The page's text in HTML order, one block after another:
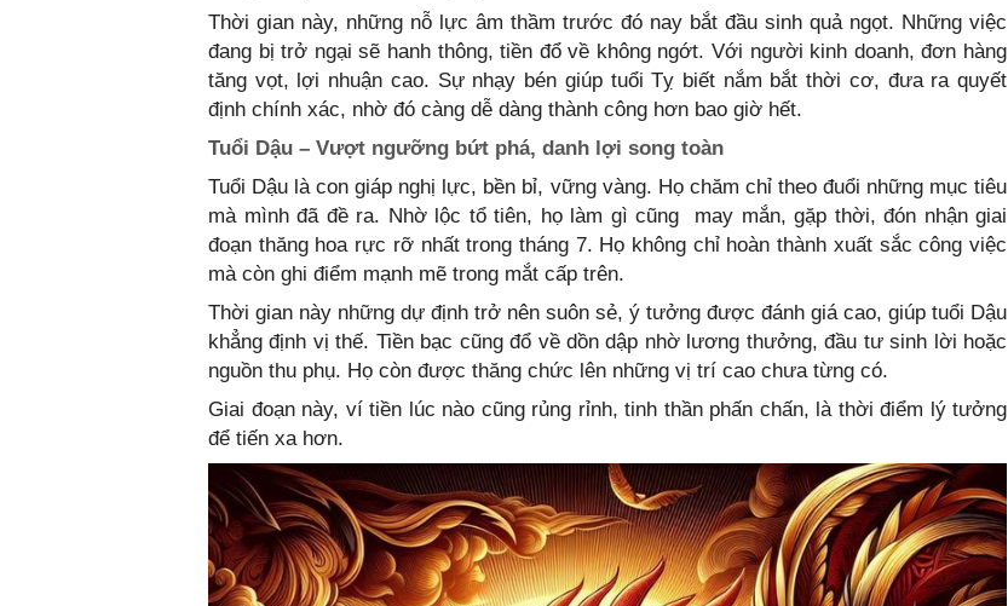
Thời gian này, những nỗ lực âm thầm trước đó nay bắt đầu sinh quả ngọt. Những việc
đang bị trở ngại sẽ hanh thông, tiền đổ về không ngớt. Với người kinh doanh, đơn hàng
tăng vọt, lợi nhuận cao. Sự nhạy bén giúp tuổi Tỵ biết nắm bắt thời cơ, đưa ra quyết
định chính xác, nhờ đó càng dễ dàng thành công hơn bao giờ hết.
Tuổi Dậu – Vượt ngưỡng bứt phá, danh lợi song toàn
Tuổi Dậu là con giáp nghị lực, bền bỉ, vững vàng. Họ chăm chỉ theo đuổi những mục tiêu
mà mình đã đề ra. Nhờ lộc tổ tiên, họ làm gì cũng may mắn, gặp thời, đón nhận giai
đoạn thăng hoa rực rỡ nhất trong tháng 7. Họ không chỉ hoàn thành xuất sắc công việc
mà còn ghi điểm mạnh mẽ trong mắt cấp trên.
Thời gian này những dự định trở nên suôn sẻ, ý tưởng được đánh giá cao, giúp tuổi Dậu
khẳng định vị thế. Tiền bạc cũng đổ về dồn dập nhờ lương thưởng, đầu tư sinh lời hoặc
nguồn thu phụ. Họ còn được thăng chức lên những vị trí cao chưa từng có.
Giai đoạn này, ví tiền lúc nào cũng rủng rỉnh, tinh thần phấn chấn, là thời điểm lý tưởng
để tiến xa hơn.